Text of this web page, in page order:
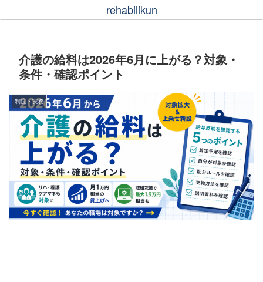
rehabilikun
介護の給料は2026年6月に上がる？対象・
条件・確認ポイント
制度・実務